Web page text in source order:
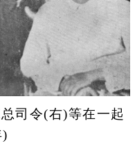
司令(右)等在一起